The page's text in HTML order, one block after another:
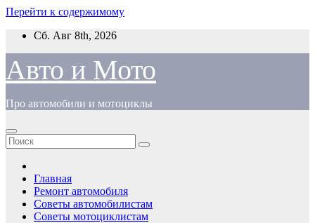
Перейти к содержимому
Сб. Авг 8th, 2026
Авто и Мото
Про автомобили и мотоциклы
Главная
Ремонт автомобиля
Советы автомобилистам
Советы мотоциклистам